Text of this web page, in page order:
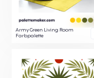
Army Green Living Room
Farbpalette